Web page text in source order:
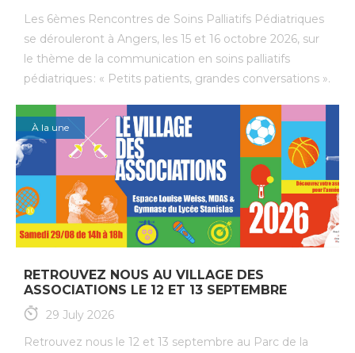
Les 6èmes Rencontres de Soins Palliatifs Pédiatriques
se dérouleront à Angers, les 15 et 16 octobre 2026, sur
le thème de la communication en soins palliatifs
pédiatriques : « Petits patients, grandes conversations ».
À la une
RETROUVEZ NOUS AU VILLAGE DES
ASSOCIATIONS LE 12 ET 13 SEPTEMBRE
29 July 2026
Retrouvez nous le 12 et 13 septembre au Parc de la